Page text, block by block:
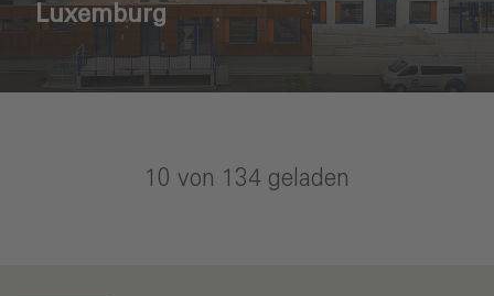
Luxemburg
10 von 134 geladen